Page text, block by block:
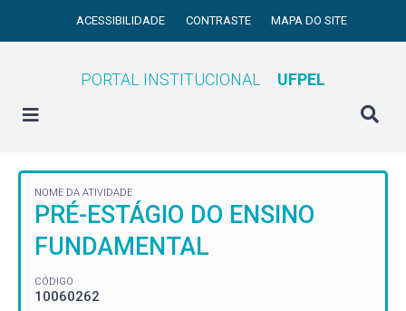
ACESSIBILIDADE CONTRASTE MAPA DO SITE
PORTAL INSTITUCIONAL UFPEL
NOME DA ATIVIDADE
PRÉ-ESTÁGIO DO ENSINO
FUNDAMENTAL
CÓDIGO
10060262